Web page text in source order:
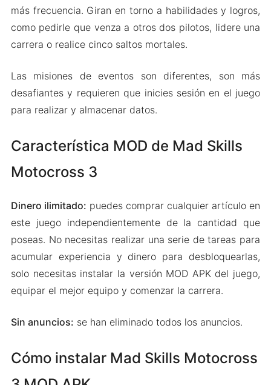
más frecuencia. Giran en torno a habilidades y logros,
como pedirle que venza a otros dos pilotos, lidere una
carrera o realice cinco saltos mortales.
Las misiones de eventos son diferentes, son más
desafiantes y requieren que inicies sesión en el juego
para realizar y almacenar datos.
Característica MOD de Mad Skills
Motocross 3
Dinero ilimitado: puedes comprar cualquier artículo en
este juego independientemente de la cantidad que
poseas. No necesitas realizar una serie de tareas para
acumular experiencia y dinero para desbloquearlas,
solo necesitas instalar la versión MOD APK del juego,
equipar el mejor equipo y comenzar la carrera.
Sin anuncios: se han eliminado todos los anuncios.
Cómo instalar Mad Skills Motocross